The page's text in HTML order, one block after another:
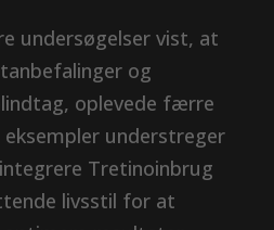
undersøgelser vist, at
og
oplevede færre
eksempler understreger
Tretinoinbrug
livsstil for at